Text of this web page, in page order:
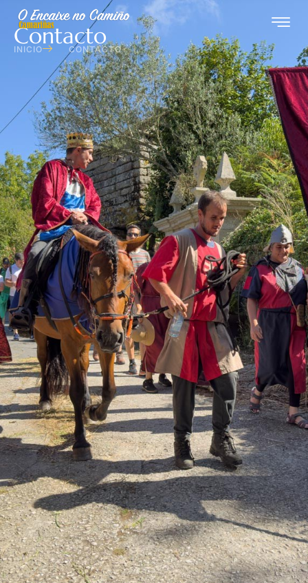
Contacto
INICIO CONTACTO